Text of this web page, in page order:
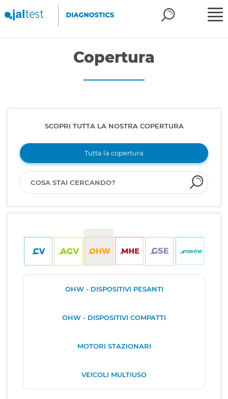
Copertura
SCOPRI TUTTA LA NOSTRA COPERTURA
Tutta la copertura
OHW - DISPOSITIVI PESANTI
OHW - DISPOSITIVI COMPATTI
MOTORI STAZIONARI
VEICOLI MULTIUSO